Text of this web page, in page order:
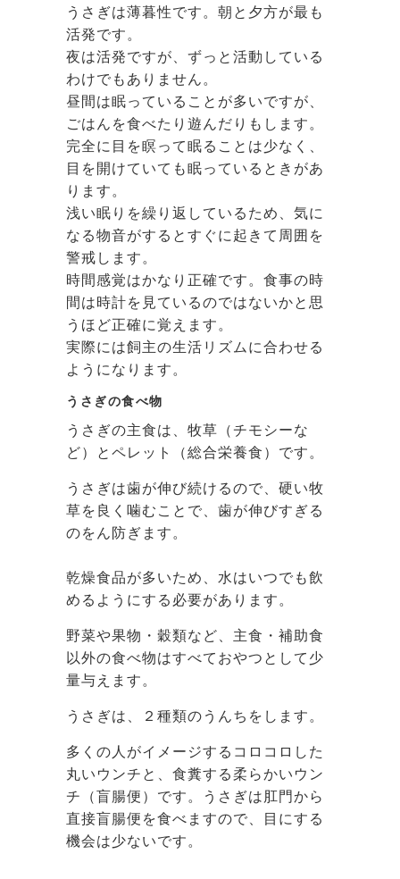
うさぎは薄暮性です。朝と夕方が最も
活発です。
夜は活発ですが、ずっと活動している
わけでもありません。
昼間は眠っていることが多いですが、
ごはんを食べたり遊んだりもします。
完全に目を瞑って眠ることは少なく、
目を開けていても眠っているときがあ
ります。
浅い眠りを繰り返しているため、気に
なる物音がするとすぐに起きて周囲を
警戒します。
時間感覚はかなり正確です。食事の時
間は時計を見ているのではないかと思
うほど正確に覚えます。
実際には飼主の生活リズムに合わせる
ようになります。
うさぎの食べ物
うさぎの主食は、牧草（チモシーな
ど）とペレット（総合栄養食）です。
うさぎは歯が伸び続けるので、硬い牧
草を良く噛むことで、歯が伸びすぎる
のをん防ぎます。
乾燥食品が多いため、水はいつでも飲
めるようにする必要があります。
野菜や果物・穀類など、主食・補助食
以外の食べ物はすべておやつとして少
量与えます。
うさぎは、２種類のうんちをします。
多くの人がイメージするコロコロした
丸いウンチと、食糞する柔らかいウン
チ（盲腸便）です。うさぎは肛門から
直接盲腸便を食べますので、目にする
機会は少ないです。